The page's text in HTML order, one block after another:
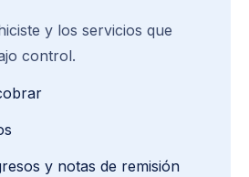
y los servicios que
control.
y notas de remisión